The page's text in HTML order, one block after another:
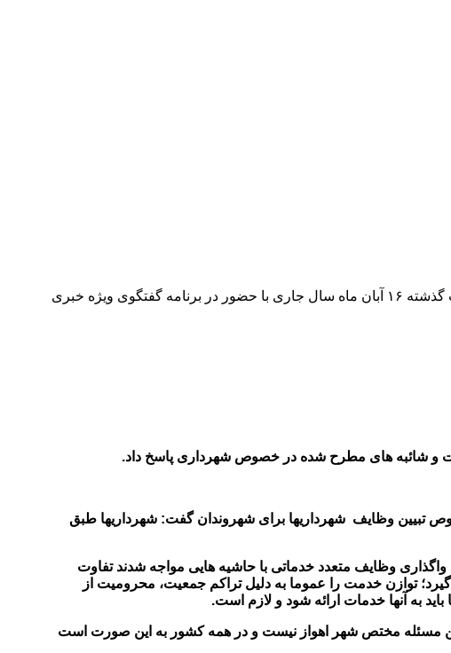
شهردار اهواز در گفتگوی ویژه خبری در شبکه خوزستان حاضر شد و رو در رو با مردم صحبت کرد. رضا امینی شهردار اهواز شب گذشته ۱۶ آبان ماه سال جاری با حضور در برنامه گفتگوی ویژه خبری
تبیین وظایف شهرداریها برای شهروندان گفت: شهرداریها طبق
وظایف متعدد خدماتی با حاشیه هایی مواجه شدند تفاوت
توازن خدمت را عموما به دلیل تراکم جمعیت، محرومیت از
به آنها خدمات ارائه شود و لازم است.
این مسئله مختص شهر اهواز نیست و در همه کشور به این صورت است